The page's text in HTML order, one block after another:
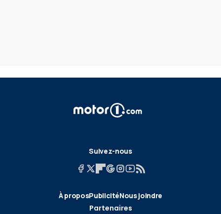
Suivez-nous
À proposPublicitéNous joindre
Partenaires